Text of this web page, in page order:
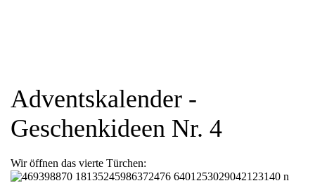
Adventskalender -
Geschenkideen Nr. 4
Wir öffnen das vierte Türchen: